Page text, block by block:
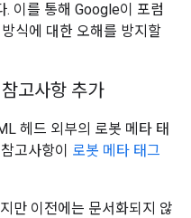
. 이를 통해 Google이 포럼
식에 대한 오해를 방지할
고사항 추가
헤드 외부의 로봇 메타 태
고사항이 로봇 메타 태그
만 이전에는 문서화되지 않